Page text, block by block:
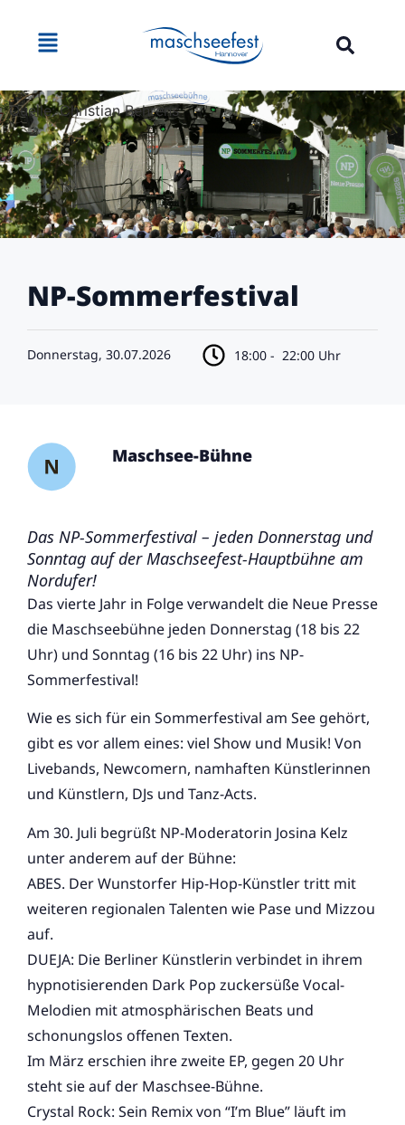
Quelle: Christian Behrens
NP-Sommerfestival
Donnerstag, 30.07.2026 18:00 - 22:00 Uhr
Maschsee-Bühne
Das NP-Sommerfestival – jeden Donnerstag und
Sonntag auf der Maschseefest-Hauptbühne am
Nordufer!
Das vierte Jahr in Folge verwandelt die Neue Presse
die Maschseebühne jeden Donnerstag (18 bis 22
Uhr) und Sonntag (16 bis 22 Uhr) ins NP-
Sommerfestival!
Wie es sich für ein Sommerfestival am See gehört,
gibt es vor allem eines: viel Show und Musik! Von
Livebands, Newcomern, namhaften Künstlerinnen
und Künstlern, DJs und Tanz-Acts.
Am 30. Juli begrüßt NP-Moderatorin Josina Kelz
unter anderem auf der Bühne:
ABES. Der Wunstorfer Hip-Hop-Künstler tritt mit
weiteren regionalen Talenten wie Pase und Mizzou
auf.
DUEJA: Die Berliner Künstlerin verbindet in ihrem
hypnotisierenden Dark Pop zuckersüße Vocal-
Melodien mit atmosphärischen Beats und
schonungslos offenen Texten.
Im März erschien ihre zweite EP, gegen 20 Uhr
steht sie auf der Maschsee-Bühne.
Crystal Rock: Sein Remix von “I’m Blue” läuft im